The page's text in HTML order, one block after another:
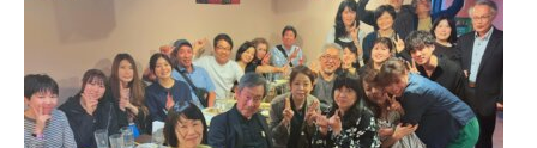
大阪梅田校
神戸三宮校